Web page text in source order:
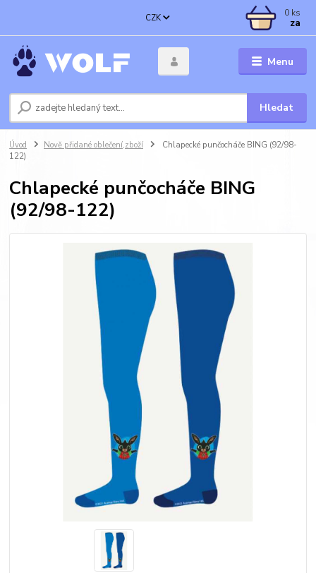
Menu
CZK
Hledat
0 ks
za
Úvod Nově přidané oblečení,zboží
Chlapecké punčocháče BING (92/98-
122)
Chlapecké punčocháče BING
(92/98-122)